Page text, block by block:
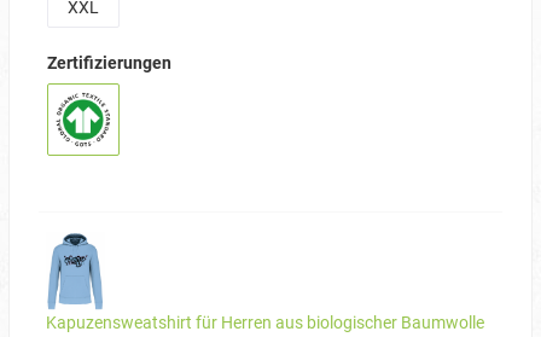
XXL
Zertifizierungen
Kapuzensweatshirt für Herren aus biologischer Baumwolle